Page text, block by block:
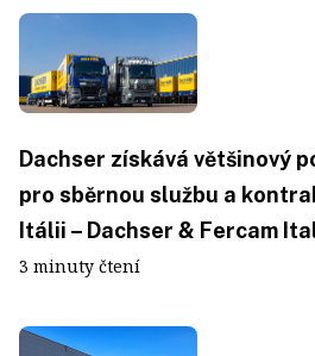
Dachser získává většinový
pro sběrnou službu a
Itálii – Dachser & Fercam
3 minuty čtení